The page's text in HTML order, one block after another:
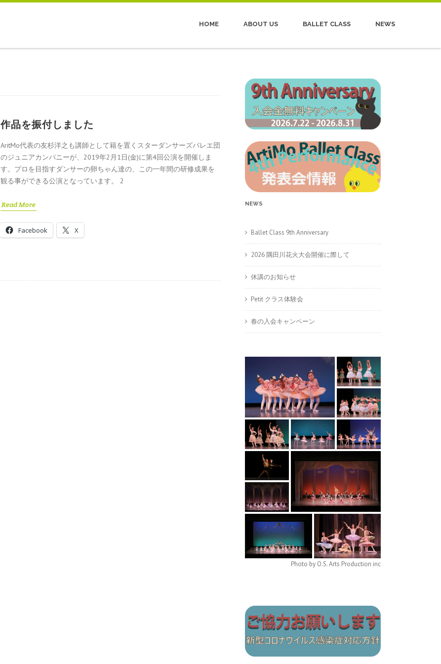
HOME ABOUT US BALLET CLASS NEWS
作品を振付しました
AritMo代表の友杉洋之も講師として籍を置くスターダンサーズバレエ団
のジュニアカンパニーが、2019年2月1日(金)に第4回公演を開催しま
す。プロを目指すダンサーの卵ちゃん達の、この一年間の研修成果を
観る事ができる公演となっています。 2
Read More
Facebook X
NEWS
Ballet Class 9th Anniversary
2026 隅田川花火大会開催に際して
休講のお知らせ
Petit クラス体験会
春の入会キャンペーン
Photo by O.S. Arts Production inc